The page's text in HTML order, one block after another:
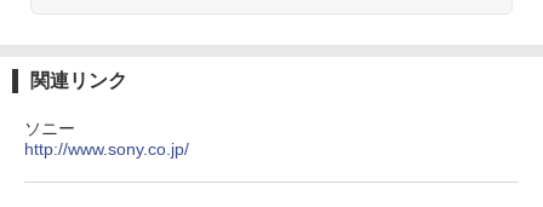
関連リンク
ソニー
http://www.sony.co.jp/